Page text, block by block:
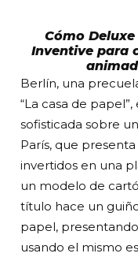
Cómo
Inventive para
Berlín, una
“La casa de
sofisticada sobre
París, que
invertidos en una
un modelo de
título hace un
papel,
usando el mismo